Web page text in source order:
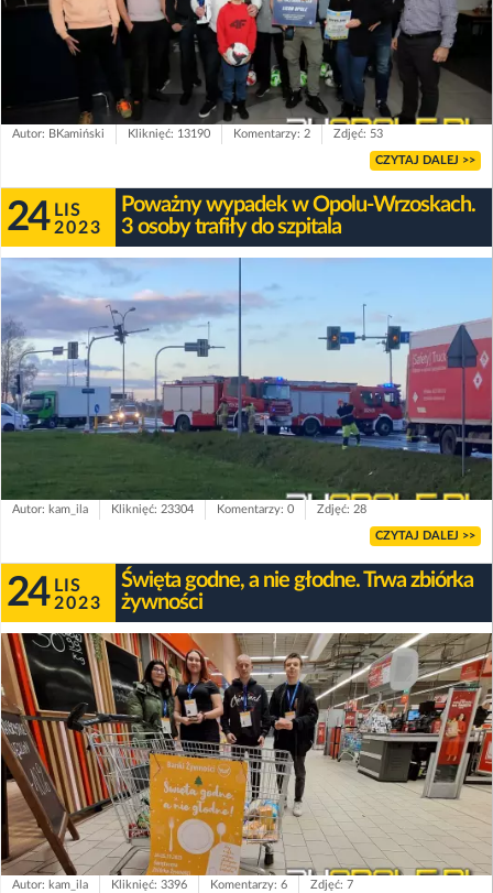
Autor: BKamiński Kliknięć: 13190 Komentarzy: 2 Zdjęć: 53
CZYTAJ DALEJ >>
24 LIS
2023
Poważny wypadek w Opolu-Wrzoskach.
3 osoby trafiły do szpitala
Autor: kam_ila Kliknięć: 23304 Komentarzy: 0 Zdjęć: 28
CZYTAJ DALEJ >>
24 LIS
2023
Święta godne, a nie głodne. Trwa zbiórka
żywności
Autor: kam_ila Kliknięć: 3396 Komentarzy: 6 Zdjęć: 7